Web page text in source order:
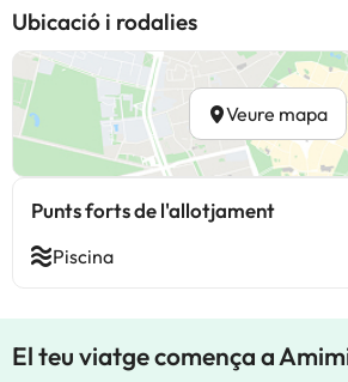
Ubicació i rodalies
Veure mapa
Punts forts de l'allotjament
Piscina
El teu viatge comença a